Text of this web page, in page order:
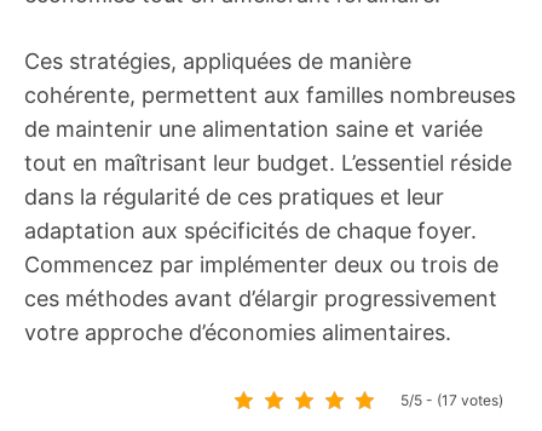
Ces stratégies, appliquées de manière
cohérente, permettent aux familles nombreuses
de maintenir une alimentation saine et variée
tout en maîtrisant leur budget. L’essentiel réside
dans la régularité de ces pratiques et leur
adaptation aux spécificités de chaque foyer.
Commencez par implémenter deux ou trois de
ces méthodes avant d’élargir progressivement
votre approche d’économies alimentaires.
5/5 - (17 votes)